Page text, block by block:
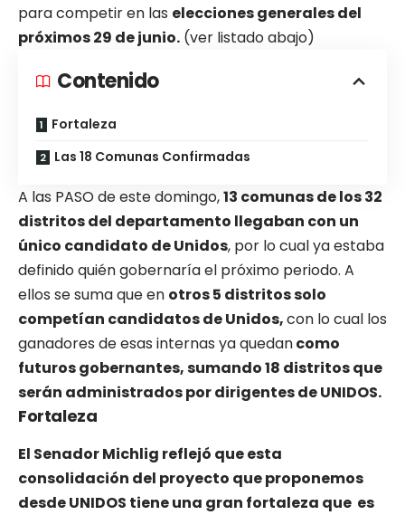
para competir en las elecciones generales del
próximos 29 de junio. (ver listado abajo)
Contenido
Fortaleza
Las 18 Comunas Confirmadas
A las PASO de este domingo,13 comunas de los 32
distritos del departamento llegaban con un
único candidato de Unidos, por lo cual ya estaba
definido quién gobernaría el próximo periodo. A
ellos se suma que en otros 5 distritos solo
competían candidatos de Unidos,con lo cual los
ganadores de esas internas ya quedancomo
futuros gobernantes, sumando 18 distritos que
serán administrados por dirigentes de UNIDOS.
Fortaleza
El Senador Michlig reflejó que esta
consolidación del proyecto que proponemos
desde UNIDOS tiene una gran fortaleza que es